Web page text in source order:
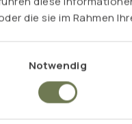
die sie im Rahmen
Notwendig